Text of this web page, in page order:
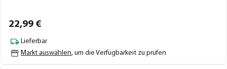
22,99 €
Lieferbar
Markt auswählen, um die Verfügbarkeit zu prüfen